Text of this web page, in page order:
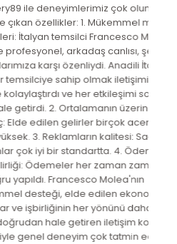
çok olumluydu.
1. Mükemmel müşteri
Francesco Molea, son
canlısı, şeffaf ve
özenliydi. Anadili İtalyanca
olmak iletişimi büyük
her etkileşimi sorunsuz ve
üzerinde
birçok acenteden
kalitesi: Sağlanan
4. Ödemelerin
her zaman zamanında
Molea'nın
edilen ekonomik
her yönünü daha basit ve
iletişim kolaylığı
çok tatmin ediciydi."